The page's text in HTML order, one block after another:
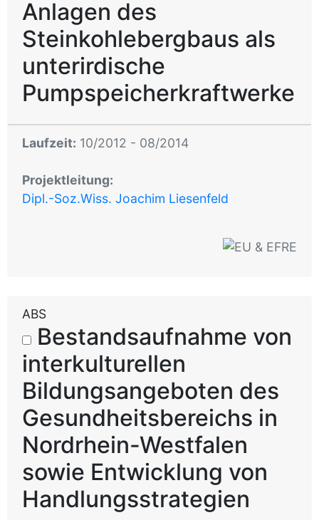
Anlagen des
Steinkohlebergbaus als
unterirdische
Pumpspeicherkraftwerke
Laufzeit: 10/2012 - 08/2014
Projektleitung:
Dipl.-Soz.Wiss. Joachim Liesenfeld
ABS
Bestandsaufnahme von
interkulturellen
Bildungsangeboten des
Gesundheitsbereichs in
Nordrhein-Westfalen
sowie Entwicklung von
Handlungsstrategien